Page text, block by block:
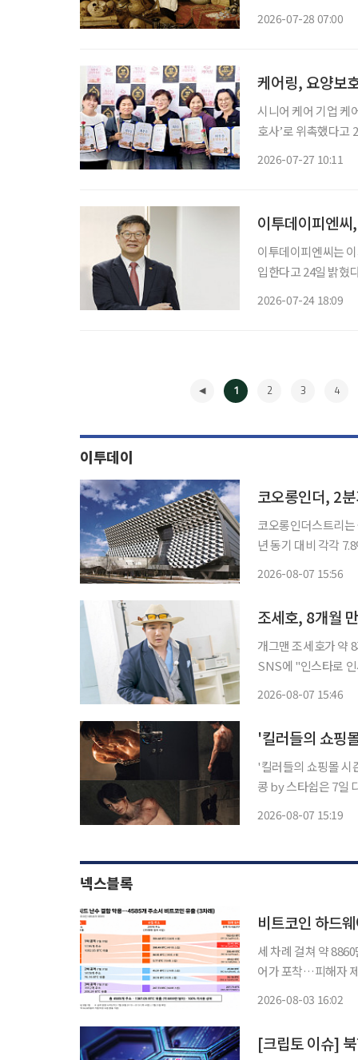
2026-07-28 07:00
케어링, 요양보
시니어 케어 기업 케
호사’로 위촉했다고 27일 밝혔다. 케어링은 돌봄 현장에
2026-07-27 10:11
이투데이피엔
이투데이피엔씨는
입한다고 24일 밝혔다. 미래설계연구원은 고령화와 인구구조의 변화, 건강과 돌봄,
2026-07-24 18:09
1 2 3 4
이투데이
코오롱인더, 2
코오롱인더스트리
년 동기 대비 각각 7.8%,
2026-08-07 15:56
조세호, 8개월
개그맨 조세호가 약 8개월
SNS에 "인스타로
2026-08-07 15:46
'킬러들의 쇼핑
'킬러들의 쇼핑몰 시즌
콩 by 스타쉽은 7일
2026-08-07 15:19
넥스블록
비트코인 하드
세 차례 걸쳐 약
어가 포착…피해자
2026-08-03 16:02